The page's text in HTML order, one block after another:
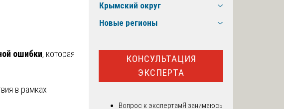
ошибки, которая
в рамках
Крымский округ
Новые регионы
КОНСУЛЬТАЦИЯ
ЭКСПЕРТА
Вопрос к экспертамЯ занимаюсь